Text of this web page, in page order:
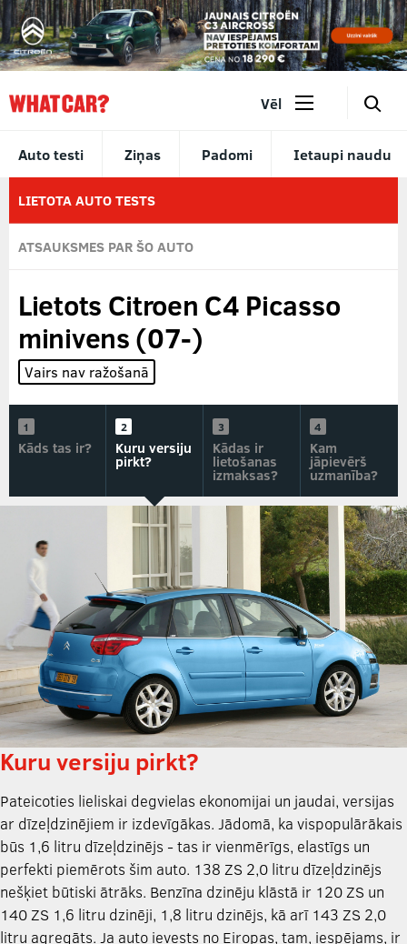
Auto testi Ziņas Padomi Ietaupi naudu
Vēl 🔎
LIETOTA AUTO TESTS
ATSAUKSMES PAR ŠO AUTO
Lietots Citroen C4 Picasso
minivens (07-)
Vairs nav ražošanā
Kāds tas ir? Kuru versiju
pirkt?
Kādas ir
lietošanas
izmaksas?
Kam
jāpievērš
uzmanība?
Kuru versiju pirkt?
Pateicoties lieliskai degvielas ekonomijai un jaudai, versijas
ar dīzeļdzinējiem ir izdevīgākas. Jādomā, ka vispopulārākais
būs 1,6 litru dīzeļdzinējs - tas ir vienmērīgs, elastīgs un
perfekti piemērots šim auto. 138 ZS 2,0 litru dīzeļdzinējs
nešķiet būtiski ātrāks. Benzīna dzinēju klāstā ir 120 ZS un
140 ZS 1,6 litru dzinēji, 1,8 litru dzinējs, kā arī 143 ZS 2,0
litru agregāts. Ja auto ievests no Eiropas, tam, iespējams, ir